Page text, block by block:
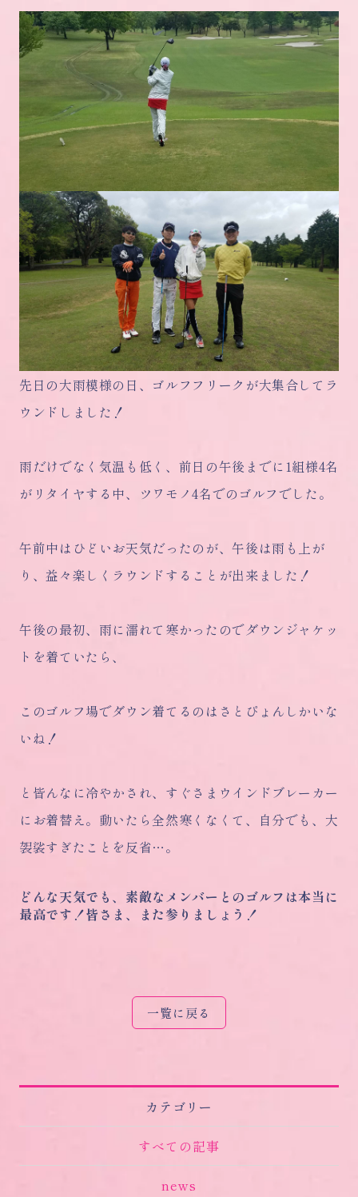
カテゴリー
すべての記事
news
先日の大雨模様の日、ゴルフフリークが大集合してラ
ウンドしました！
雨だけでなく気温も低く、前日の午後までに1組様4名
がリタイヤする中、ツワモノ4名でのゴルフでした。
午前中はひどいお天気だったのが、午後は雨も上が
り、益々楽しくラウンドすることが出来ました！
午後の最初、雨に濡れて寒かったのでダウンジャケッ
トを着ていたら、
このゴルフ場でダウン着てるのはさとぴょんしかいな
いね！
と皆んなに冷やかされ、すぐさまウインドブレーカー
にお着替え。動いたら全然寒くなくて、自分でも、大
袈裟すぎたことを反省…。
どんな天気でも、素敵なメンバーとのゴルフは本当に
最高です！皆さま、また参りましょう！
一覧に戻る